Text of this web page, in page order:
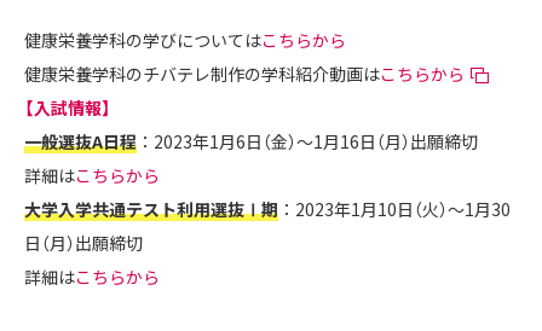
健康栄養学科の学びについてはこちらから
健康栄養学科のチバテレ制作の学科紹介動画はこちらから
【入試情報】
一般選抜A日程 ：2023年1月6日（金）～1月16日（月）出願締切
詳細はこちらから
大学入学共通テスト利用選抜Ⅰ期 ：2023年1月10日（火）～1月30
日（月）出願締切
詳細はこちらから